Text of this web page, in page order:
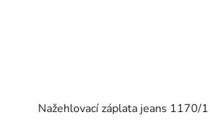
Nažehlovací záplata jeans 1170/